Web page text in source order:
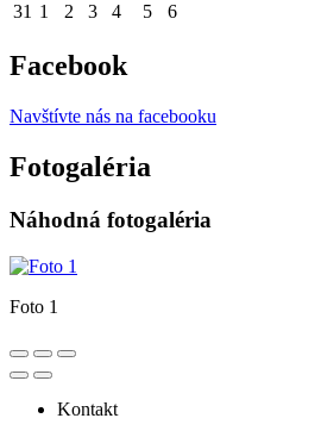
31 1 2 3 4 5 6
Facebook
Navštívte nás na facebooku
Fotogaléria
Náhodná fotogaléria
Foto 1
Kontakt